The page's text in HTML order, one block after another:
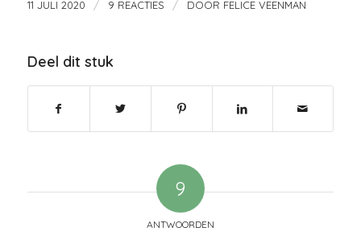
11 JULI 2020 / 9 REACTIES / DOOR FELICE VEENMAN
Deel dit stuk
9
ANTWOORDEN